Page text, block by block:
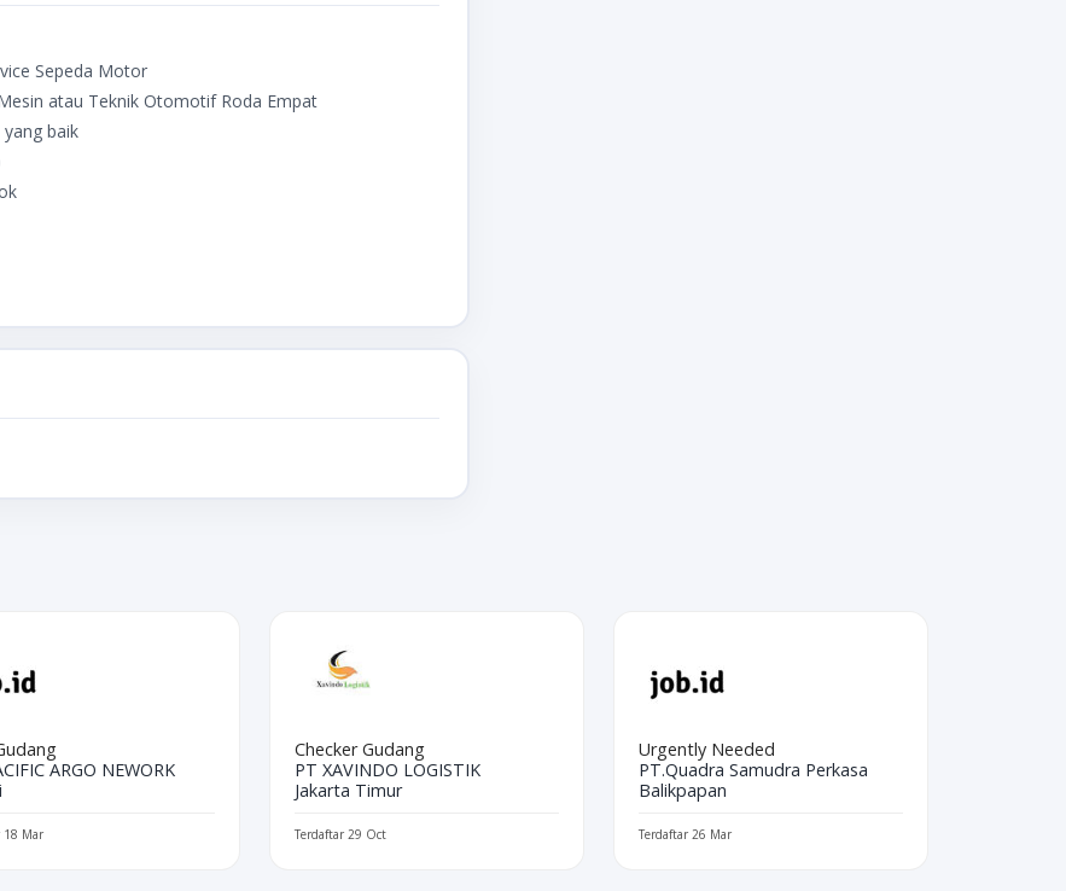
Sepeda Motor
atau Teknik Otomotif Roda Empat
baik
ARGO NEWORK
18 Mar
Checker Gudang
PT XAVINDO LOGISTIK
Jakarta Timur
Terdaftar 29 Oct
Urgently Needed
PT.Quadra Samudra Perkasa
Balikpapan
Terdaftar 26 Mar